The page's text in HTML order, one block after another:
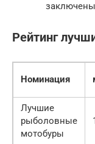
Рейтинг
Номинация
Лучшие
рыболовные
мотобуры